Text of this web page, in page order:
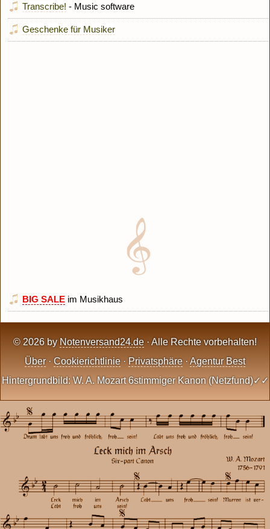
Transcribe! - Music software
Geschenke für Musiker
BIG SALE im Musikhaus
© 2026 by Notenversand24.de · Alle Rechte vorbehalten!
Über · Cookierichtlinie · Privatsphäre · Agentur Best
Hintergrundbild: W. A. Mozart 6stimmiger Kanon (Netzfund)✓✓